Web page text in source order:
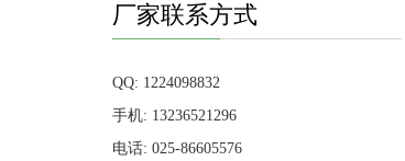
厂家联系方式
QQ: 1224098832
手机: 13236521296
电话: 025-86605576